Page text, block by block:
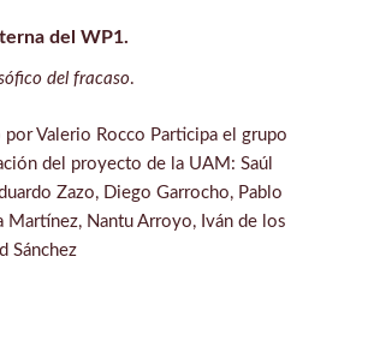
del WP1.
del fracaso.
Valerio Rocco Participa el grupo
del proyecto de la UAM: Saúl
Zazo, Diego Garrocho, Pablo
Martínez, Nantu Arroyo, Iván de los
Sánchez